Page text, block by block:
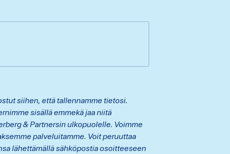
siihen, että tallennamme tietosi.
sisällä emmekä jaa niitä
& Partnersin ulkopuolelle. Voimme
palveluitamme. Voit peruuttaa
lähettämällä sähköpostia osoitteeseen